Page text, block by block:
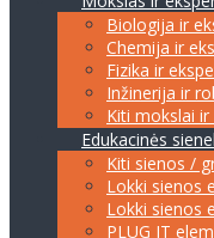
Biologija ir
Chemija ir
Fizika ir
Inžinerija ir
Kiti mokslai
Edukacinės
Kiti sienos /
Lokki sienos
Lokki sienos
PLUG IT